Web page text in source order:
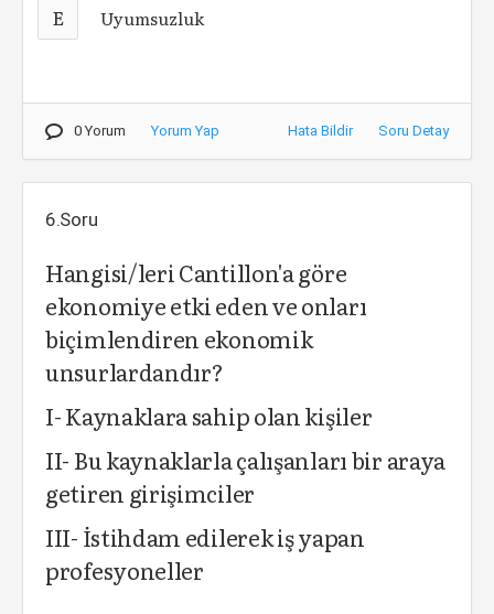
E Uyumsuzluk
0 Yorum Yorum Yap Hata Bildir Soru Detay
6.Soru
Hangisi/leri Cantillon'a göre
ekonomiye etki eden ve onları
biçimlendiren ekonomik
unsurlardandır?
I- Kaynaklara sahip olan kişiler
II- Bu kaynaklarla çalışanları bir araya
getiren girişimciler
III- İstihdam edilerek iş yapan
profesyoneller